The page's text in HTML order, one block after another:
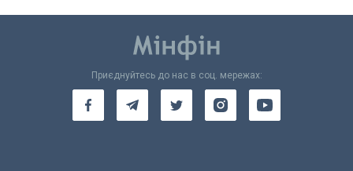
Приєднуйтесь до нас в соц. мережах: